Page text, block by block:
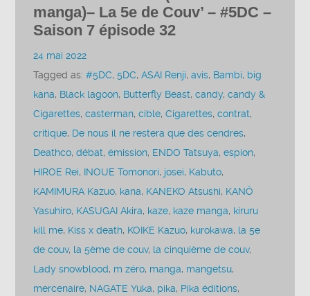
manga)– La 5e de Couv’ – #5DC –
Saison 7 épisode 32
24 mai 2022
Tagged as:#5DC,5DC,ASAI Renji,avis, Bambi, big
kana, Black lagoon, Butterfly Beast,candy,candy &
Cigarettes,casterman,cible,Cigarettes,contrat,
critique, De nous il ne restera que des cendres,
Deathco,débat,émission, ENDO Tatsuya,espion,
HIROE Rei, INOUE Tomonori, josei, Kabuto,
KAMIMURA Kazuo, kana, KANEKO Atsushi, KANÔ
Yasuhiro, KASUGAI Akira, kaze, kaze manga, kiruru
kill me, Kiss x death, KOIKE Kazuo, kurokawa, la 5e
de couv, la 5ème de couv, la cinquième de couv,
Lady snowblood, m zéro, manga, mangetsu,
mercenaire, NAGATE Yuka, pika, Pika éditions,